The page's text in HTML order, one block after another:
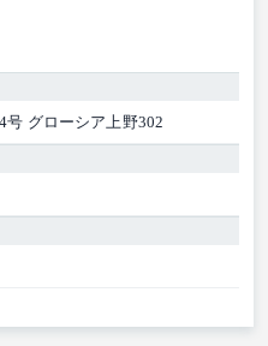
号 グローシア上野302